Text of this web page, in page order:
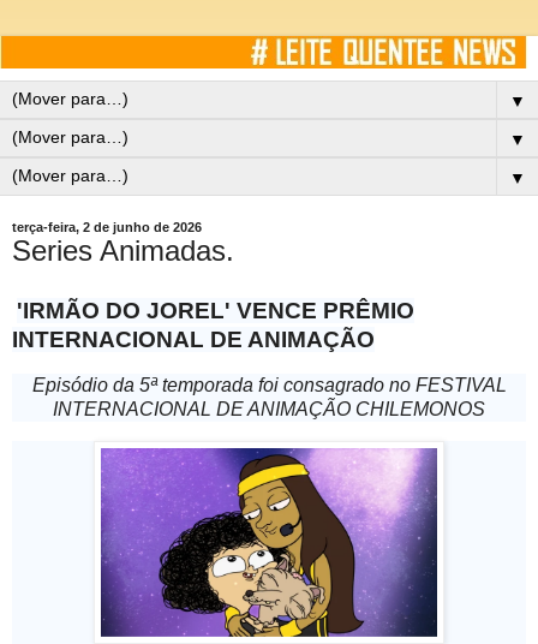
▼
▼
▼
terça-feira, 2 de junho de 2026
Series Animadas.
'IRMÃO DO JOREL' VENCE PRÊMIO
INTERNACIONAL DE ANIMAÇÃO
Episódio da 5ª temporada foi consagrado no FESTIVAL
INTERNACIONAL DE ANIMAÇÃO CHILEMONOS